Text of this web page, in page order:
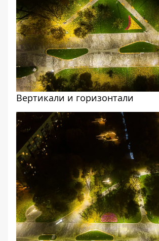
Вертикали и горизонтали